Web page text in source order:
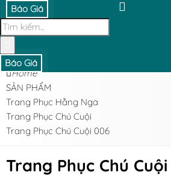
Báo Giá
Báo Giá
Home
SẢN PHẨM
Trang Phục Hằng Nga
Trang Phục Chú Cuội
Trang Phục Chú Cuội 006
Trang Phục Chú